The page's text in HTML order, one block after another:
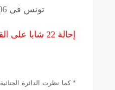
تونس في 06 مارس 2008 متابعات إخبارية كشف الحساب..لقضاء ..” يكافح الإرهاب “:
إحالة 22 شابا على القضاء .. بتهمة الإرهاب ..!